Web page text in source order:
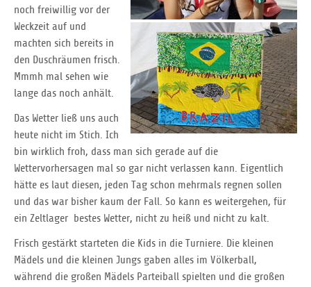
noch freiwillig vor der
Weckzeit auf und
machten sich bereits in
den Duschräumen frisch.
Mmmh mal sehen wie
lange das noch anhält.
Das Wetter ließ uns auch
heute nicht im Stich. Ich
bin wirklich froh, dass man sich gerade auf die
Wettervorhersagen mal so gar nicht verlassen kann. Eigentlich
hätte es laut diesen, jeden Tag schon mehrmals regnen sollen
und das war bisher kaum der Fall. So kann es weitergehen, für
ein Zeltlager bestes Wetter, nicht zu heiß und nicht zu kalt.
Frisch gestärkt starteten die Kids in die Turniere. Die kleinen
Mädels und die kleinen Jungs gaben alles im Völkerball,
während die großen Mädels Parteiball spielten und die großen